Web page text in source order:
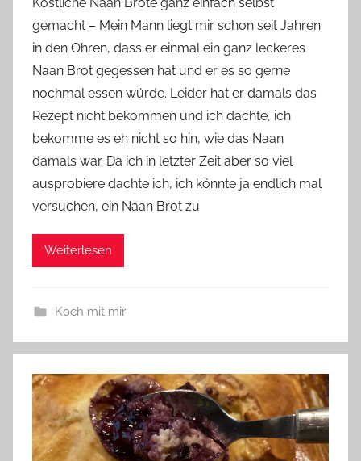
n
Y
v
o
n
n
e
gemacht – Mein Mann liegt mir schon seit Jahren
in den Ohren, dass er einmal ein ganz leckeres
Naan Brot gegessen hat und er es so gerne
nochmal essen würde. Leider hat er damals das
Rezept nicht bekommen und ich dachte, ich
bekomme es eh nicht so hin, wie das Naan
damals war. Da ich in letzter Zeit aber so viel
ausprobiere dachte ich, ich könnte ja endlich mal
versuchen, ein Naan Brot zu
Weiterlesen
Koch mit mir